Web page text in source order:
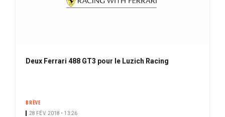
Deux Ferrari 488 GT3 pour le Luzich Racing
BRÈVE
28 FÉV. 2018 • 13:26